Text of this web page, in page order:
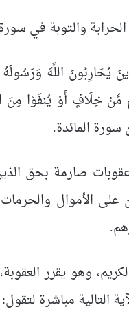
الحرابة والتوبة في
يُحَارِبُونَ اللَّهَ
مِّنْ خِلَافٍ أَوْ يُنفَوْا
صارمة بحق
على الأموال
وهو يقرر
التالية مباشرة لتقول: